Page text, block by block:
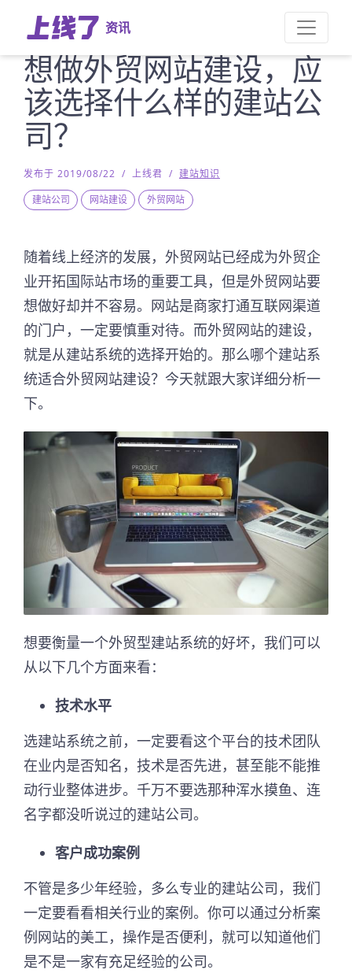
资讯
想做外贸网站建设，应
该选择什么样的建站公
司？
发布于 2019/08/22 / 上线君 / 建站知识
建站公司
网站建设 外贸网站
随着线上经济的发展，外贸网站已经成为外贸企
业开拓国际站市场的重要工具，但是外贸网站要
想做好却并不容易。网站是商家打通互联网渠道
的门户，一定要慎重对待。而外贸网站的建设，
就是从建站系统的选择开始的。那么哪个建站系
统适合外贸网站建设？今天就跟大家详细分析一
下。
想要衡量一个外贸型建站系统的好坏，我们可以
从以下几个方面来看：
技术水平
选建站系统之前，一定要看这个平台的技术团队
在业内是否知名，技术是否先进，甚至能不能推
动行业整体进步。千万不要选那种浑水摸鱼、连
名字都没听说过的建站公司。
客户成功案例
不管是多少年经验，多么专业的建站公司，我们
一定要看看相关行业的案例。你可以通过分析案
例网站的美工，操作是否便利，就可以知道他们
是不是一家有充足经验的公司。